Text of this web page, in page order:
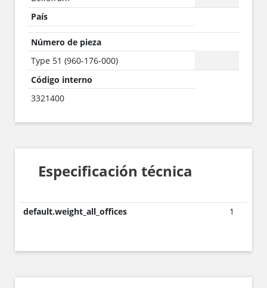
País
Número de pieza
Type 51 (960-176-000)
Código interno
3321400
Especificación técnica
default.weight_all_offices 1